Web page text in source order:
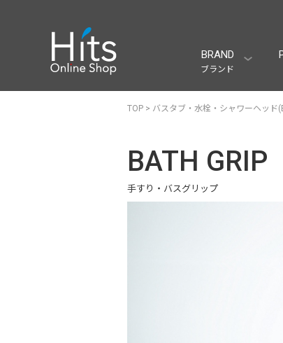
BRAND
ブランド
TOP > バスタブ・水栓・シャワーヘッド
BATH GRIP
手すり・バスグリップ